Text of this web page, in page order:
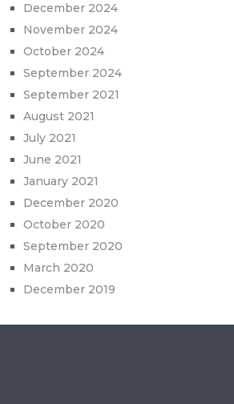
December 2024
November 2024
October 2024
September 2024
September 2021
August 2021
July 2021
June 2021
January 2021
December 2020
October 2020
September 2020
March 2020
December 2019